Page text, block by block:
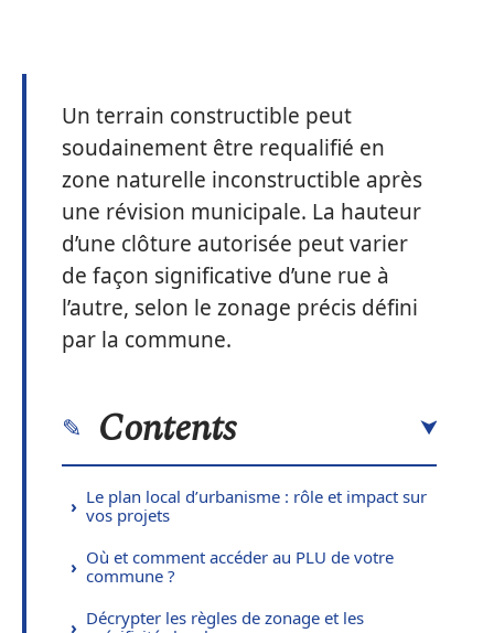
Un terrain constructible peut
soudainement être requalifié en
zone naturelle inconstructible après
une révision municipale. La hauteur
d’une clôture autorisée peut varier
de façon significative d’une rue à
l’autre, selon le zonage précis défini
par la commune.
Contents
Le plan local d’urbanisme : rôle et impact sur
vos projets
Où et comment accéder au PLU de votre
commune ?
Décrypter les règles de zonage et les